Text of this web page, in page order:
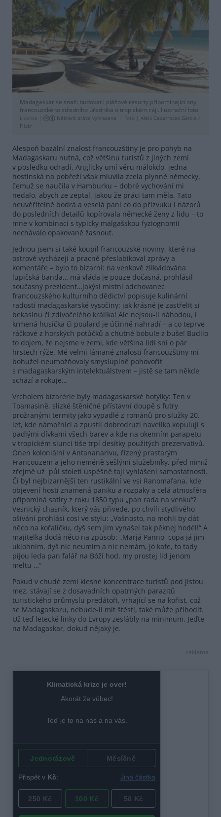
Madagaskar se snaží budovat i plážové resorty připomínající sny
francouzského středního úředníka o tropickém ráji. Ilustrační foto
Licence | Některá práva vyhrazena Foto | Aleix Cabarrocas Garcia
Flickr
Alespoň bazální znalost francouzštiny je pro pohyb na
Madagaskaru nutná, což většinu turistů z jiných zemí
v posledku odradí. Anglicky umí věru málokdo, jedna
hostinská na pobřeží však mluvila zcela plynně německy,
čemuž se naučila v Hamburku – dobré vychování mi
nedalo, abych ze zeptal, jakou že práci tam měla. Tato
neuvěřitelně bodrá a veselá paní co do přízvuku i názorů
do posledních detailů kopírovala německé ženy z lidu – to
mne v kombinaci s typicky malgašskou fyziognomií
nechávalo opakovaně žasnout.
Jednou jsem si také koupil francouzské noviny, které na
ostrově vycházejí a pracně přeslabikoval zprávy a
komentáře – bylo to bizarní: na venkově zlikvidována
lupičská banda… má vláda je pouze dočasná, prohlásil
současný prezident…jakýsi místní odchovanec
francouzského kulturního dědictví popisuje kulinární
radosti madagaskarské vysočiny: jak krásné je zastřelit si
bekasínu či zdivočelého králíka! Ale nejsou-li náhodou, i
krmená husička či poulard je účinně nahradí – a co teprve
ráčkové z horských potůčků a chutné bobule z buše! Budilo
to dojem, že nejsme v zemi, kde většina lidí sní o pár
hrstech rýže. Mé velmi lámané znalosti francouzštiny mi
bohužel neumožňovaly smysluplně pohovořit
s madagaskarským intelektuálstvem – jistě se tam někde
schází a rokuje…
Vrcholem bizarérie byly madagaskarské hotýlky: Ten v
Toamasině, slizké štěničné přístavní doupě s futry
prožranými termity jako vypadlé z románů pro služky 20.
let, kde námořníci a zpustlí dobrodruzi naveliko kopulují s
padlými dívkami všech barev a kde na okenním parapetu
v tropickém slunci tiše trpí desítky použitých prezervativů.
Onen koloniální v Antananarivu, řízený prastarým
Francouzem a jeho neméně sešlými služebníky, před nimiž
zřejmě už půl století úspěšně tají vyhlášení samostatnosti.
Či byl nejbizarnější ten rustikální ve vsi Ranomafana, kde
objevení hostí znamená paniku a rozpaky a celá atmosféra
připomíná satiry z roku 1850 typu „pan rada na venku“?
Vesnický chasník, který vás přivede, po chvíli stydlivého
ošívání prohlásí cosi ve stylu: „Vašnosto, no mohli by dát
něco na kořaličku, dyš sem jim vynašel tak pěknej hodél!“ A
majitelka dodá něco na způsob: „Marjá Panno, copa já jim
uklohním, dyš nic neumím a nic nemám, jó kafe, to tady
píjou leda pan falář na Bóží hod, my prostej lid jenom
meltu …“
Pokud v chudé zemi klesne koncentrace turistů pod jistou
mez, stávají se z dosavadních opatrných parazitů
turistického průmyslu predátoři, vrhající se na kořist, což
se Madagaskaru, nebude-li mít štěstí, také může přihodit.
Už teď letecké linky do Evropy zeslábly na minimum. Jeďte
na Madagaskar, dokud nějaký je.
reklama